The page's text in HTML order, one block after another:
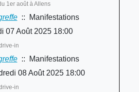
1er août à Allens
:: Manifestations
07 Août 2025 18:00
in
:: Manifestations
08 Août 2025 18:00
in